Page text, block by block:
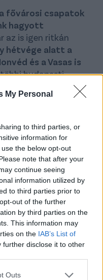
My Personal
to third parties, or
information for
the below opt-out
note that after your
continue seeing
information utilized by
to third parties prior to
out of the further
by third parties on the
This information may
on the IAB’s List of
further disclose it to other
one or more Google
Outs
fővárosi csapatok
hagyott
az is igen ritkán
hétvége alatt a
és a Vasas is
többi budapesti
a
Akadémiától (1-
kék-fehérekre pedig az
2 lett a találkozó
a nagynevű
aHonvéd
(egyaránt 1-
BVSC(a
és aBudafok is
és NB II-es
nem kapott ki
1-1-re végzett